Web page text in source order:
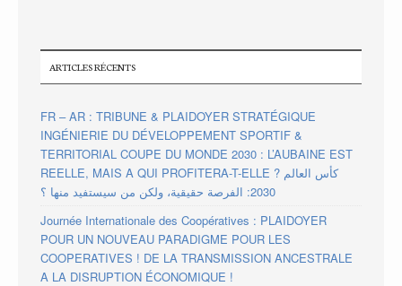
ARTICLES RÉCENTS
FR – AR : TRIBUNE & PLAIDOYER STRATÉGIQUE
INGÉNIERIE DU DÉVELOPPEMENT SPORTIF &
TERRITORIAL COUPE DU MONDE 2030 : L’AUBAINE EST
REELLE, MAIS A QUI PROFITERA-T-ELLE ? كأس العالم
2030: الفرصة حقيقية، ولكن من سيستفيد منها ؟
Journée Internationale des Coopératives : PLAIDOYER
POUR UN NOUVEAU PARADIGME POUR LES
COOPERATIVES ! DE LA TRANSMISSION ANCESTRALE
A LA DISRUPTION ÉCONOMIQUE !